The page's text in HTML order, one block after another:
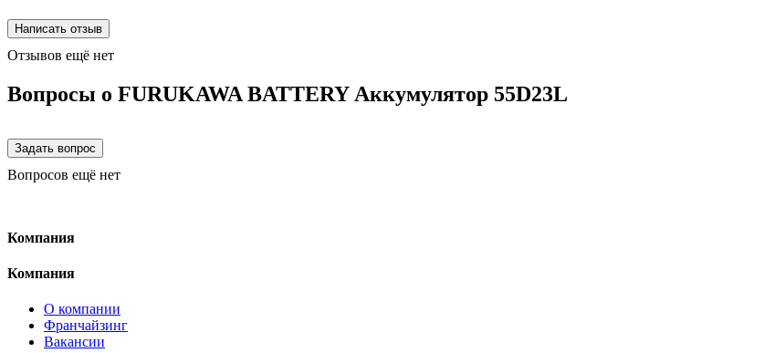
Отзывов ещё нет
Вопросы о FURUKAWA BATTERY Аккумулятор 55D23L
Вопросов ещё нет
Компания
Компания
О компании
Франчайзинг
Вакансии